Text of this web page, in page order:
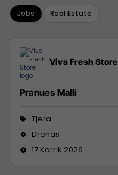
Jobs Real Estate
Viva Fresh Store
Pranues Malli
Tjera
Drenas
17 Korrik 2026